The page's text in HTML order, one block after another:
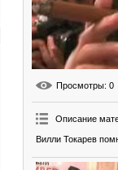
Просмотры: 0
Описание
Вилли Токарев